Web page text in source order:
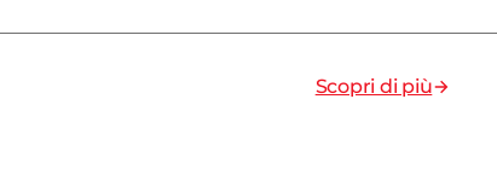
Scopri di più